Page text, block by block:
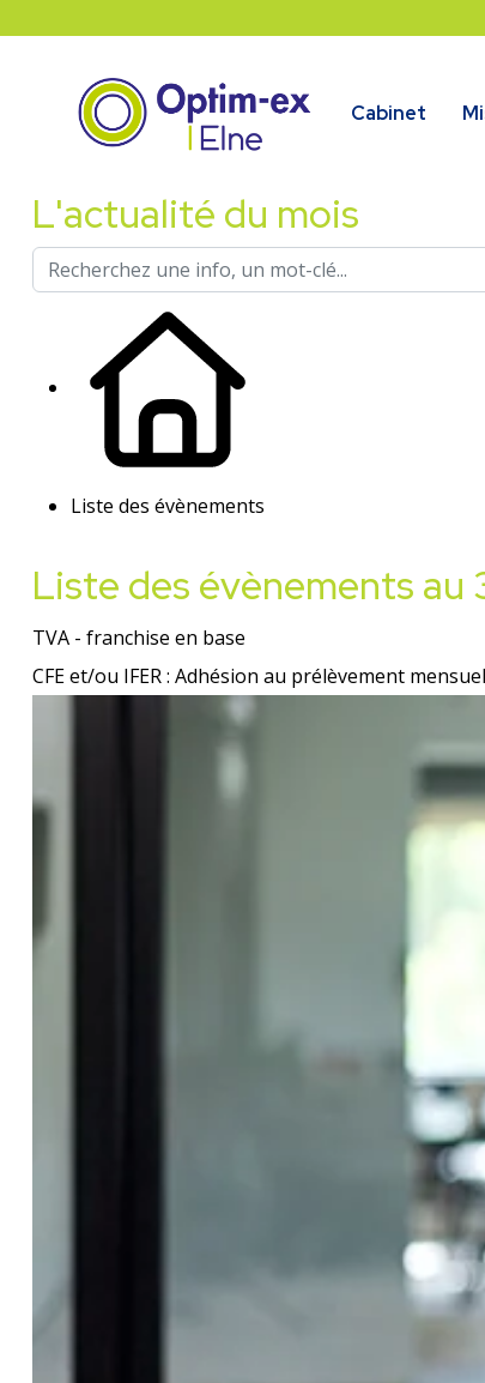
Cabinet
L'actualité du mois
Liste des évènements
Liste des évènements
TVA - franchise en base
CFE et/ou IFER : Adhésion au prélèvement mensuel